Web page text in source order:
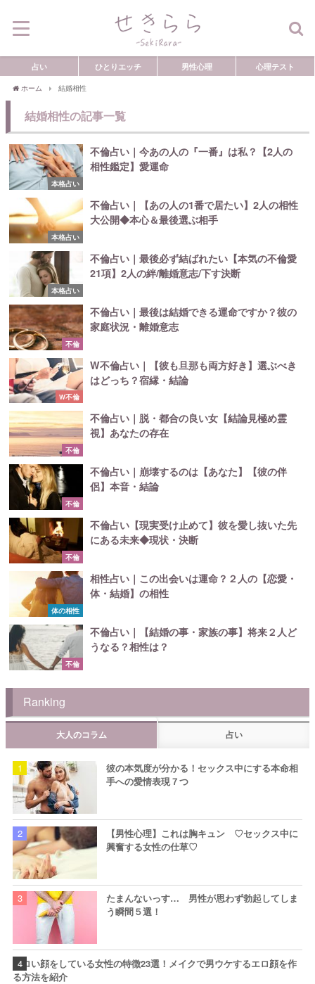
占い ひとりエッチ 男性心理 心理テスト
ホーム 結婚相性
結婚相性の記事一覧
本格占い
不倫占い｜今あの人の『一番』は私？【2人の
相性鑑定】愛運命
本格占い
不倫占い｜【あの人の1番で居たい】2人の相性
大公開◆本心＆最後選ぶ相手
本格占い
不倫占い｜最後必ず結ばれたい【本気の不倫愛
21項】2人の絆/離婚意志/下す決断
不倫
不倫占い｜最後は結婚できる運命ですか？彼の
家庭状況・離婚意志
W不倫
W不倫占い｜【彼も旦那も両方好き】選ぶべき
はどっち？宿縁・結論
不倫
不倫占い｜脱・都合の良い女【結論見極め霊
視】あなたの存在
不倫
不倫占い｜崩壊するのは【あなた】【彼の伴
侶】本音・結論
不倫
不倫占い【現実受け止めて】彼を愛し抜いた先
にある未来◆現状・決断
体の相性
相性占い｜この出会いは運命？２人の【恋愛・
体・結婚】の相性
不倫
不倫占い｜【結婚の事・家族の事】将来２人ど
うなる？相性は？
Ranking
大人のコラム 占い
彼の本気度が分かる！セックス中にする本命相
手への愛情表現７つ
【男性心理】これは胸キュン ♡セックス中に
興奮する女性の仕草♡
たまんないっす… 男性が思わず勃起してしま
う瞬間５選！
エロい顔をしている女性の特徴23選！メイクで男ウケするエロ顔を作
る方法を紹介